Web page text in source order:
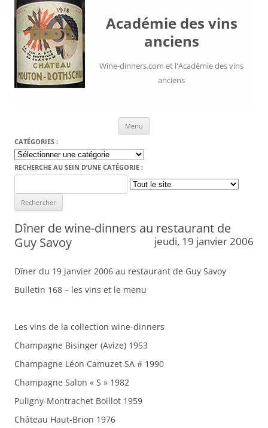
Académie des vins
anciens
Wine-dinners.com et l'Académie des vins
anciens
Menu
CATÉGORIES :
Catégories
:
RECHERCHE AU SEIN D’UNE CATÉGORIE :
for:
Dîner de wine-dinners au restaurant de
Guy Savoy
jeudi, 19 janvier 2006
Dîner du 19 janvier 2006 au restaurant de Guy Savoy
Bulletin 168 – les vins et le menu
Les vins de la collection wine-dinners
Champagne Bisinger (Avize) 1953
Champagne Léon Camuzet SA # 1990
Champagne Salon « S » 1982
Puligny-Montrachet Boillot 1959
Château Haut-Brion 1976